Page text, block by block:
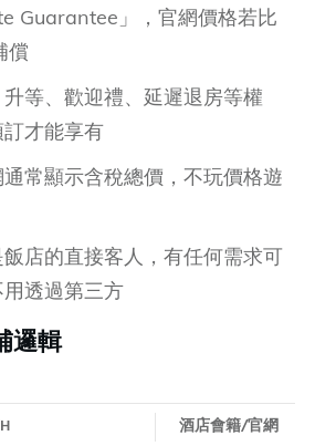
Guarantee」，官網價格若比
償
升等、歡迎禮、延遲退房等權
才能享有
通常顯示含稅總價，不玩價格遊
飯店的直接客人，有任何需求可
透過第三方
邏輯
酒店會籍/官網